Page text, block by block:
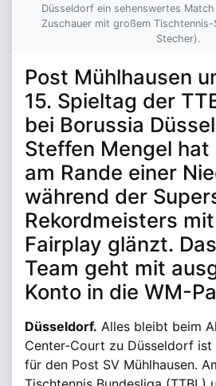
Düsseldorf ein sehenswertes
Zuschauer mit großem
Stecher).
Post Mühlhausen
15. Spieltag der
bei Borussia
Steffen Mengel hat
am Rande einer
während der
Rekordmeisters
Fairplay glänzt.
Team geht mit
Konto in die WM-
Düsseldorf. Alles bleibt beim
Center-Court zu Düsseldorf
für den Post SV Mühlhausen.